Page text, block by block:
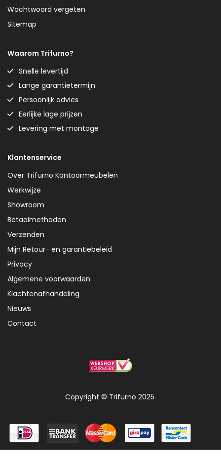
Wachtwoord vergeten
Sitemap
Waarom Trifurno?
Snelle levertijd
Lange garantietermijn
Persoonlijk advies
Eerlijke lage prijzen
Levering met montage
Klantenservice
Over Trifurno Kantoormeubelen
Werkwijze
Showroom
Betaalmethoden
Verzenden
Mijn Retour- en garantiebeleid
Privacy
Algemene voorwaarden
Klachtenafhandeling
Nieuws
Contact
Copyright © Trifurno 2025.